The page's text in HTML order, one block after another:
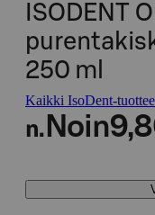
ISODENT
250 ml
Kaikki IsoDent-
n. Noin